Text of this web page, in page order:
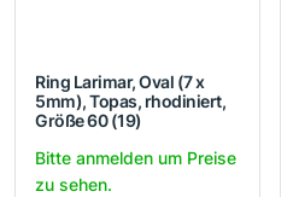
Ring Larimar, Oval (7 x
5mm), Topas, rhodiniert,
Größe 60 (19)
Bitte anmelden um Preise
zu sehen.